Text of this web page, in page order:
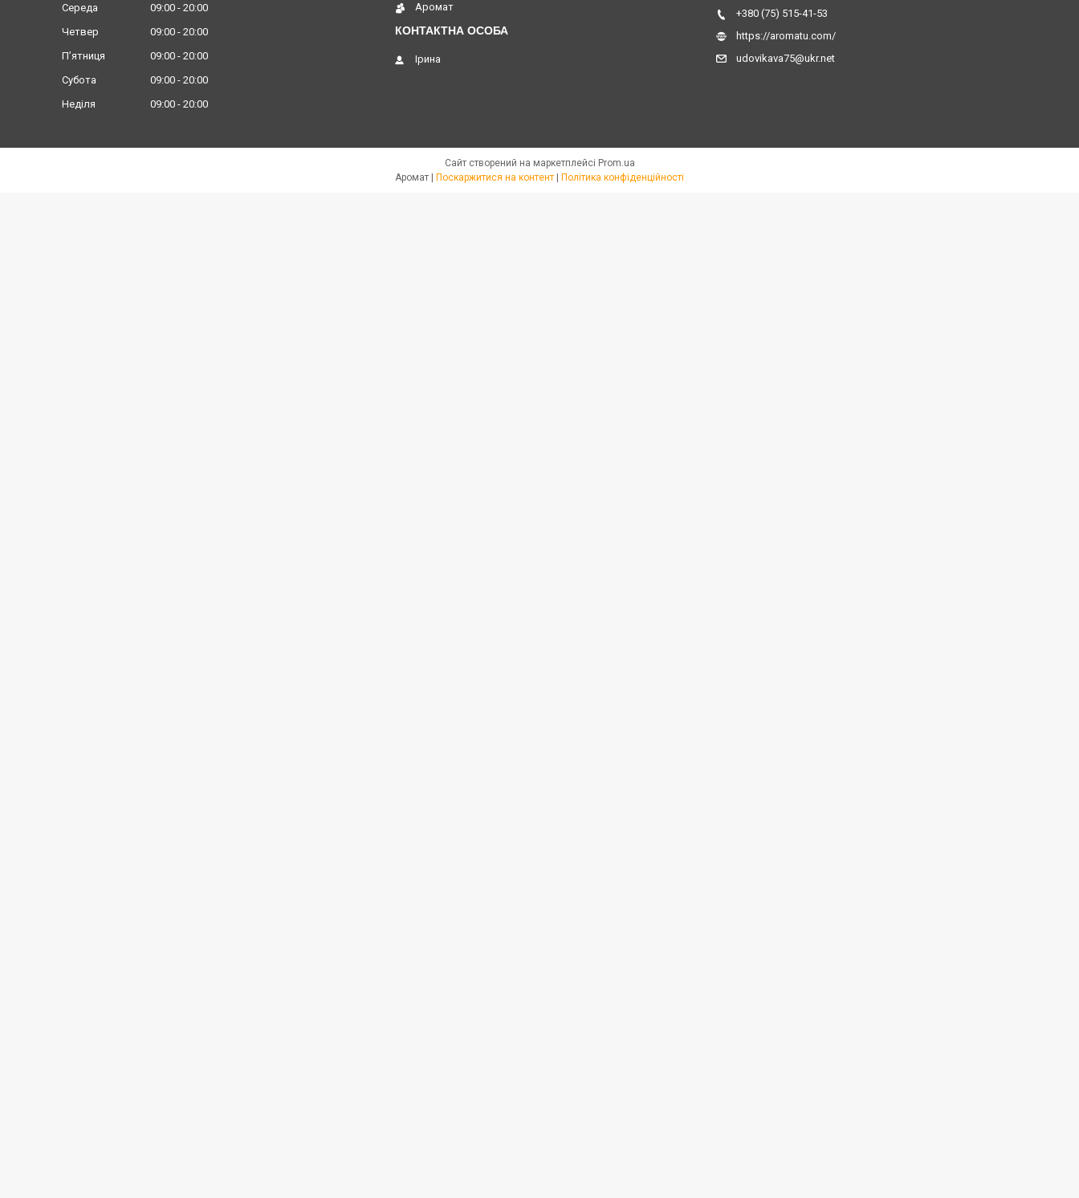
Середа
09:00
20:00
Четвер
09:00
20:00
Пʼятниця
09:00
20:00
Субота
09:00
20:00
Неділя
09:00 20:00
Аромат
Ірина
+380 (75) 515-41-53
https://aromatu.com/
udovikava75@ukr.net
Сайт створений на маркетплейсі Prom.ua
Поскаржитися на контент Політика конфіденційності